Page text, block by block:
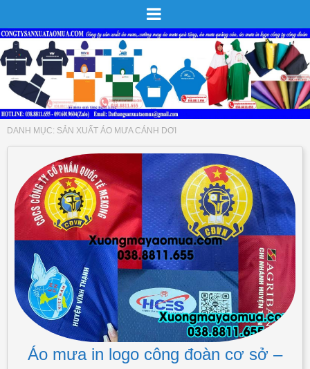
DANH MỤC: SẢN XUẤT ÁO MƯA CÁNH DƠI
Áo mưa in logo công đoàn cơ sở –